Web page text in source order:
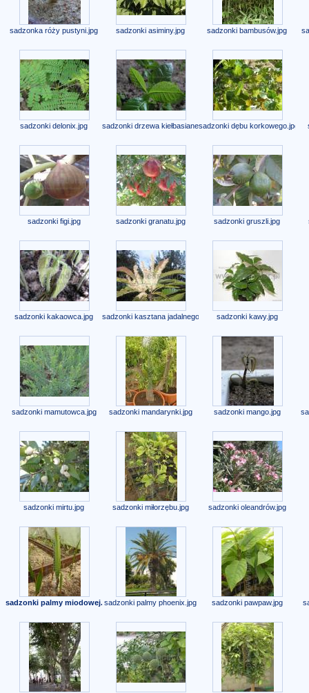
sadzonka róży pustyni.jpg sadzonki asiminy.jpg sadzonki bambusów.jpg
sadzonki delonix.jpg sadzonki drzewa kiełbasianego.jpgsadzonki dębu korkowego.jpg
sadzonki figi.jpg sadzonki granatu.jpg sadzonki gruszli.jpg
sadzonki kakaowca.jpg sadzonki kasztana jadalnego.jpg sadzonki kawy.jpg
sadzonki mamutowca.jpg sadzonki mandarynki.jpg sadzonki mango.jpg
sadzonki mirtu.jpg sadzonki miłorzębu.jpg sadzonki oleandrów.jpg
sadzonki palmy miodowej.jpgsadzonki palmy phoenix.jpg sadzonki pawpaw.jpg